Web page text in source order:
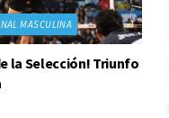
MASCULINA
la Selección! Triunfo